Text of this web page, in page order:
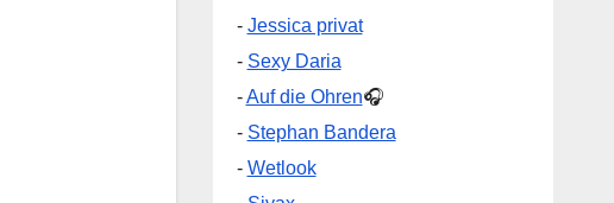
- Jessica privat
- Sexy Daria
-Auf die Ohren🎧
- Stephan Bandera
- Wetlook